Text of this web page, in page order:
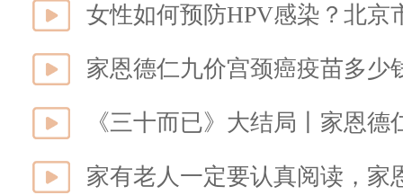
女性如何预防HPV感染？北京
家恩德仁九价宫颈癌疫苗多少
《三十而已》大结局丨家恩
家有老人一定要认真阅读，家